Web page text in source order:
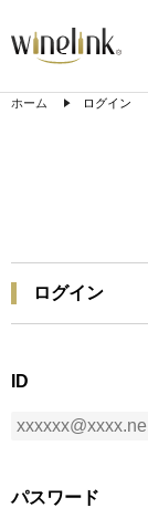
ホーム ログイン
ログイン
ID
パスワード